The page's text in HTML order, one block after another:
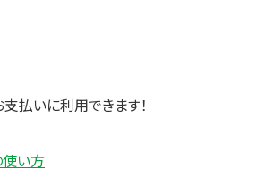
払いに利用できます！
使い方